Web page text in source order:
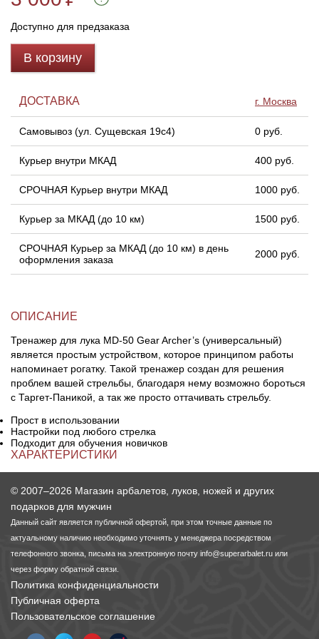
Доступно для предзаказа
В корзину
ДОСТАВКА г. Москва
Самовывоз (ул. Сущевская 19с4) 0 руб.
Курьер внутри МКАД 400 руб.
СРОЧНАЯ Курьер внутри МКАД 1000 руб.
Курьер за МКАД (до 10 км) 1500 руб.
СРОЧНАЯ Курьер за МКАД (до 10 км) в день
оформления заказа
2000 руб.
ОПИСАНИЕ
Тренажер для лука MD-50 Gear Archer’s (универсальный)
является простым устройством, которое принципом работы
напоминает рогатку. Такой тренажер создан для решения
проблем вашей стрельбы, благодаря нему возможно бороться
с Таргет-Паникой, а так же просто оттачивать стрельбу.
Прост в использовании
Настройки под любого стрелка
Подходит для обучения новичков
ХАРАКТЕРИСТИКИ
© 2007–2026 Магазин арбалетов, луков, ножей и других
подарков для мужчин
Данный сайт является публичной офертой, при этом точные данные по
актуальному наличию необходимо уточнять у менеджера посредством
телефонного звонка, письма на электронную почту info@superarbalet.ru или
через форму обратной связи.
Политика конфиденциальности
Публичная оферта
Пользовательское соглашение
Линейки для настройки лука
Полочки для лука
Кликеры для лука
Киссеры для лука
Охотничьи ножи
Ножи складные